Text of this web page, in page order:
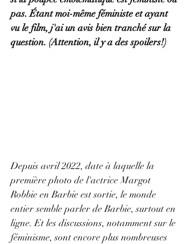
pas. Étant moi-même féministe et ayant
vu le film, j'ai un avis bien tranché sur la
question. (Attention, il y a des spoilers!)
Depuis avril 2022, date à laquelle la
première photo de l'actrice Margot
Robbie en Barbie est sortie, le monde
entier semble parler de Barbie, surtout en
ligne. Et les discussions, notamment sur le
féminisme, sont encore plus nombreuses